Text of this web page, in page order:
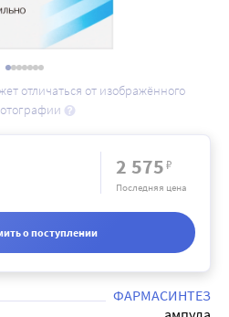
отличаться от изображённого
ФАРМАСИНТЕЗ
2 575₽
Последняя цена
о поступлении